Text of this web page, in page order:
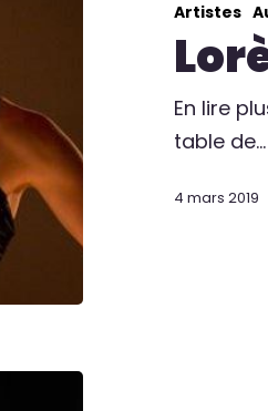
Artistes
En lire
table de…
4 mars 2019